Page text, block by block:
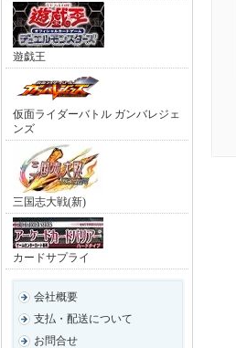
遊戯王
仮面ライダーバトル ガンバレジェ
ンズ
三国志大戦(新)
カードサプライ
会社概要
支払・配送について
お問合せ